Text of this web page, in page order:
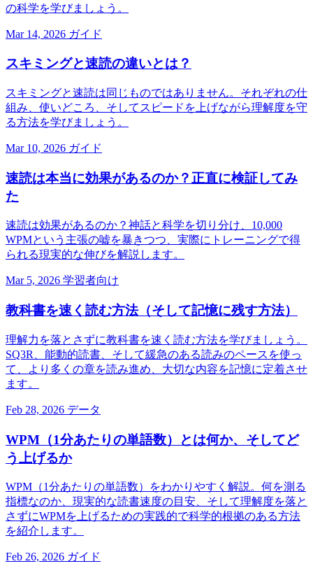
の科学を学びましょう。
Mar 14, 2026 ガイド
スキミングと速読の違いとは？
スキミングと速読は同じものではありません。それぞれの仕
組み、使いどころ、そしてスピードを上げながら理解度を守
る方法を学びましょう。
Mar 10, 2026 ガイド
速読は本当に効果があるのか？正直に検証してみ
た
速読は効果があるのか？神話と科学を切り分け、10,000
WPMという主張の嘘を暴きつつ、実際にトレーニングで得
られる現実的な伸びを解説します。
Mar 5, 2026 学習者向け
教科書を速く読む方法（そして記憶に残す方法）
理解力を落とさずに教科書を速く読む方法を学びましょう。
SQ3R、能動的読書、そして緩急のある読みのペースを使っ
て、より多くの章を読み進め、大切な内容を記憶に定着させ
ます。
Feb 28, 2026 データ
WPM（1分あたりの単語数）とは何か、そしてど
う上げるか
WPM（1分あたりの単語数）をわかりやすく解説。何を測る
指標なのか、現実的な読書速度の目安、そして理解度を落と
さずにWPMを上げるための実践的で科学的根拠のある方法
を紹介します。
Feb 26, 2026 ガイド